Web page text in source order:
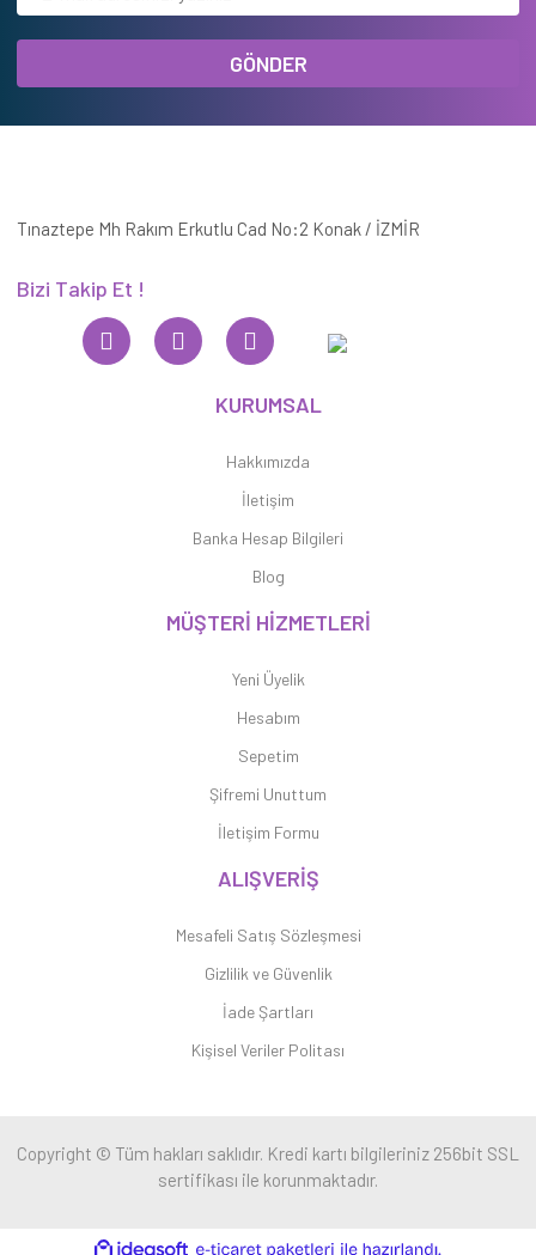
GÖNDER
Tınaztepe Mh Rakım Erkutlu Cad No:2 Konak / İZMİR
Bizi Takip Et !
KURUMSAL
Hakkımızda
İletişim
Banka Hesap Bilgileri
Blog
MÜŞTERİ HİZMETLERİ
Yeni Üyelik
Hesabım
Sepetim
Şifremi Unuttum
İletişim Formu
ALIŞVERİŞ
Mesafeli Satış Sözleşmesi
Gizlilik ve Güvenlik
İade Şartları
Kişisel Veriler Politası
Copyright © Tüm hakları saklıdır. Kredi kartı bilgileriniz 256bit SSL
sertifikası ile korunmaktadır.
ideasoft e-